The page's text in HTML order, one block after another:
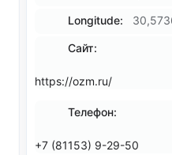
Longitude:
Сайт:
https://ozm.ru/
Телефон:
+7 (81153) 9-29-50